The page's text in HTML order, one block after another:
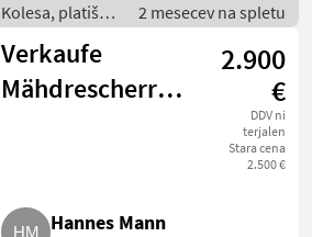
Kolesa, platišča
in pnevmatike /
Druga kolesa,
platišča in
pnevmatike
2 mesecev na spletu
Verkaufe
Mähdrescherreifen
2.900
€
DDV ni
terjalen
Stara cena
2.500 €
Hannes Mann